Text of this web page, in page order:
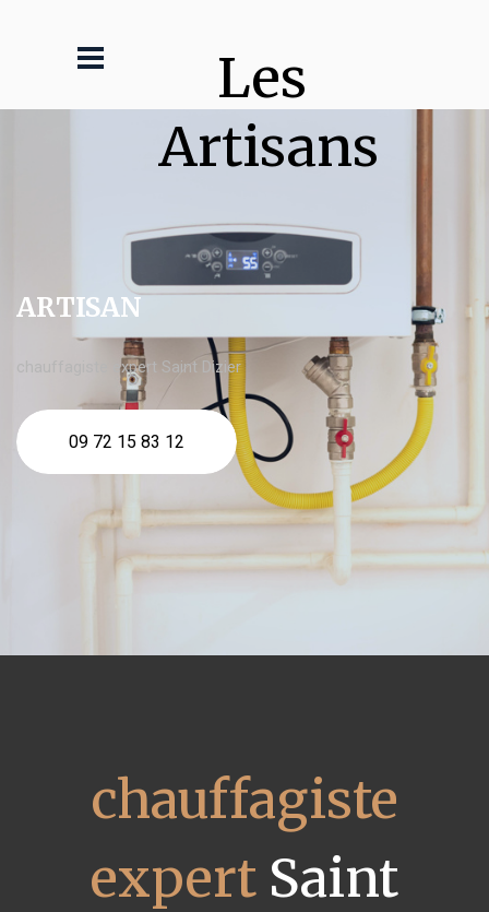
Les
Artisans
ARTISAN
chauffagiste expert Saint Dizier
09 72 15 83 12
chauffagiste
expertSaint